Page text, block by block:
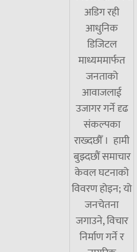
अडिग रही
आधुनिक
डिजिटल
माध्यममार्फत
जनताको
आवाजलाई
उजागर गर्ने दृढ
संकल्पका
राख्दछौँ । हामी
बुझ्दछौं समाचार
केवल घटनाको
विवरण होइन; यो
जनचेतना
जगाउने, विचार
निर्माण गर्ने र